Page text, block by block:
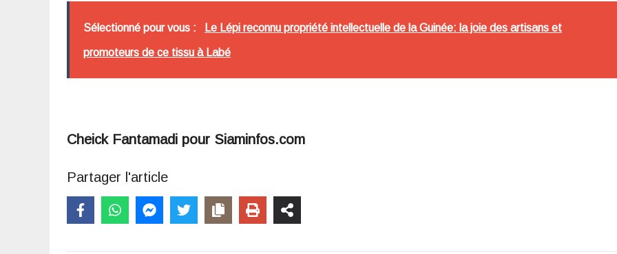
Sélectionné pour vous : Le Lépi reconnu propriété intellectuelle de la Guinée: la joie des artisans et
promoteurs de ce tissu à Labé
Cheick Fantamadi pour Siaminfos.com
Partager l'article